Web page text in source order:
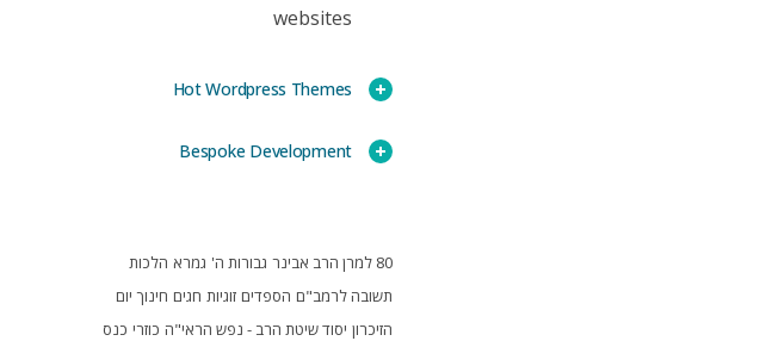
websites
Hot Wordpress Themes
Bespoke Development
80 למרן הרב אבינר גבורות ה' גמרא הלכות
תשובה לרמב"ם הספדים זוגיות חגים חינוך יום
הזיכרון יסוד שיטת הרב - נפש הראי"ה כוזרי כנס